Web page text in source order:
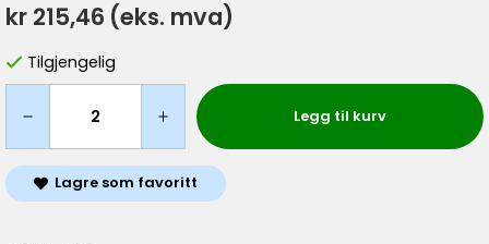
kr 215,46 (eks. mva)
Tilgjengelig
Legg til kurv
Lagre som favoritt